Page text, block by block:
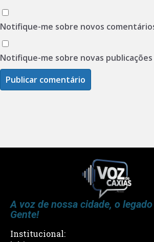
Notifique-me sobre novos
Notifique-me sobre novas
A voz de nossa cidade, o
Gente!
Institucional: